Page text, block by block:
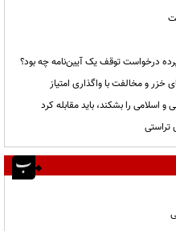
درخواست توقف یک آیین‌نامه چه بود؟
خزر و مخالفت با واگذاری امتیاز
را بشکند، باید مقابله کرد